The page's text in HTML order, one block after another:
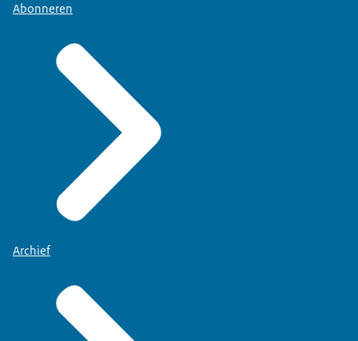
Abonneren
Archief